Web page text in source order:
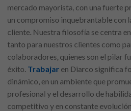
mercado mayorista, con una fuerte
un compromiso inquebrantable con
cliente. Nuestra filosofía se centra
tanto para nuestros clientes como
colaboradores, quienes son el pilar
éxito. Trabajar en Diarco significa
dinámico, en un ambiente que
profesional y el desarrollo de
competitivo y en constante